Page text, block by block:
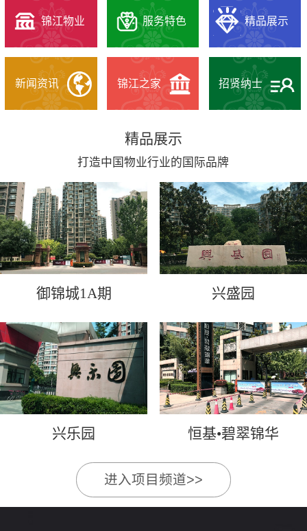
锦江物业 服务特色 精品展示
新闻资讯 锦江之家 招贤纳士
精品展示
打造中国物业行业的国际品牌
御锦城1A期 兴盛园
兴乐园 恒基•碧翠锦华
进入项目频道>>